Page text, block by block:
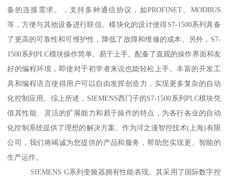
备的连接需求。，支持多种通信协议，如PROFINET、MODBUS
等，方便与其他设备进行联信。模块化的设计使得S7-1500系列具备
了更高的可靠性和可维护性，降低了故障和维修的成本。另外，S7-
1500系列PLC模块操作简单、易于上手。配备了直观的操作界面和友
好的编程环境，即使对于初学者来说也能轻松上手。丰富的开发工
具和编程语言使得用户可以自由发挥创造力，实现更多复杂的自动
化控制应用。综上所述，SIEMENS西门子的S7-1500系列PLC模块凭
借其性能、灵活的扩展能力和易于操作的特点，为各行各业的自动
化控制系统提供了理想的解决方案。作为浔之漫智控技术(上海)有限
公司，我们将竭诚为您提供的产品和服务，帮助您实现更、智能的
生产运作。
SIEMENS G系列变频器拥有性能表现。其采用了国际数字控